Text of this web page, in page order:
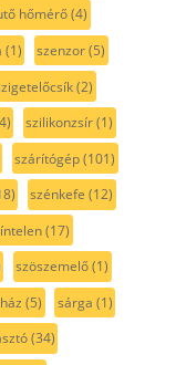
hőmérő(4)
(1) szenzor(5)
(2)
szilikonzsír(1)
szárítógép(101)
szénkefe (12)
(17)
szöszemelő(1)
(5) sárga (1)
(34)